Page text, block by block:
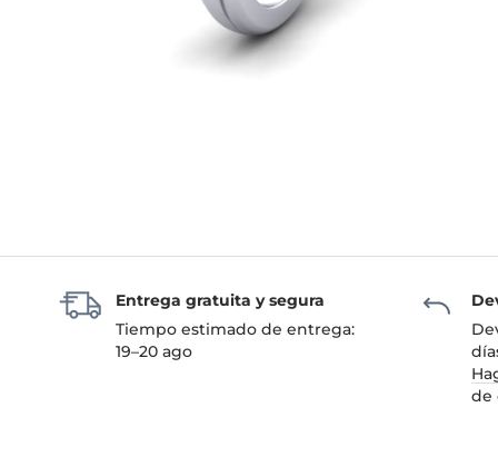
Entrega gratuita y segura
Tiempo estimado de entrega:
19–20 ago
de